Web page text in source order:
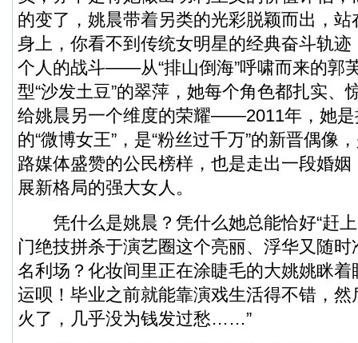
的变了，姚晨带着另类的光彩脱颖而出，
身上，你看不到传统女明星的经典奋斗轨迹
个人的战斗——从“排山倒海”呼啸而来的郭
型“沙发土豆”的翠萍，她每个角色都扎实、
给姚晨另一个维度的荣耀——2011年，她是
的“微博女王”，是“粉丝过千万”的新晋偶像
路媒体盛赞的公民榜样，也是走出一段婚
展新格局的强大女人。
凭什么是姚晨？凭什么她总能恰好“赶上
门绝技拼杀于演艺圈这个亮丽、浮华又随
名利场？化妆间里正在涂睫毛的大姚姚眯着
运呗！毕业之前就能靠演戏生活得不错，
火了，几乎没为钱发过愁……”